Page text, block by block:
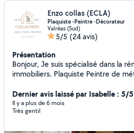
Enzo collas (ECLA)
Plaquiste -Peintre -Décorateur
Valréas (Sud)
5/5 (24 avis)
Présentation
Bonjour, Je suis spécialisé dans la rénovation de biens
immobiliers. Plaquiste Peintre de métier . Je suis un
travaux. Pour les demandes de chantier de plus de 30
km consultez moi sur ma page google Cordialement
Collas Enzo
Dernier avis laissé par Isabelle : 5/5
Il y a plus de 6 mois
Très gentil